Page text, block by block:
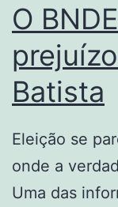
O
Batista
Eleição se
onde a
Uma das